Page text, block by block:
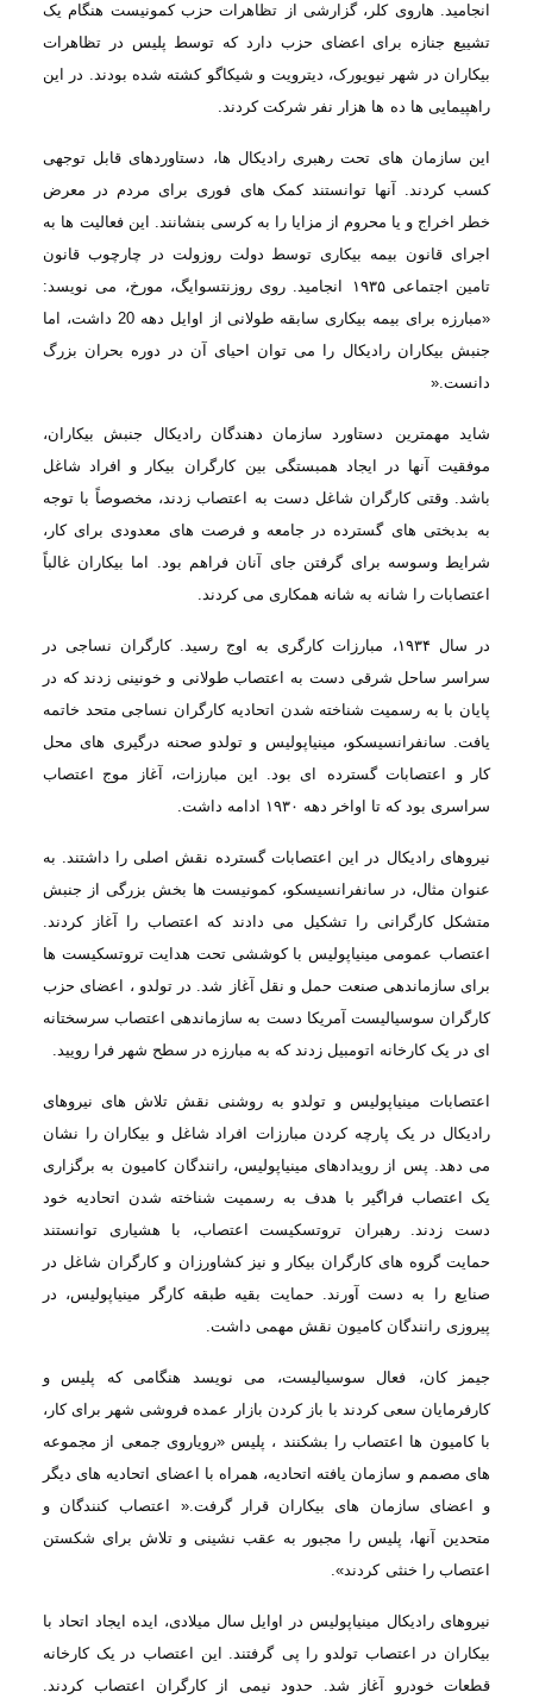
انجامید. هاروی کلر، گزارشی از
تظاهرات حزب کمونیست هنگام یک
تشییع جنازه برای اعضای حزب دارد که توسط پلیس در تظاهرات
بیکاران در شهر نیویورک، دیترویت و شیکاگو کشته شده بودند. در این
راهپیمایی ها ده ها هزار نفر شرکت کردند
این سازمان های تحت رهبری رادیکال ها، دستاوردهای قابل توجهی
کسب کردند. آنها توانستند کمک های فوری برای مردم در معرض
خطر اخراج و یا محروم از مزایا را به کرسی بنشانند. این فعالیت ها به
اجرای قانون بیمه بیکاری توسط دولت روزولت در چارچوب قانون
تامین اجتماعی۱۹۳۵ انجامید. روی روزنتسوایگ، مورخ، می نویسد:
«مبارزه برای بیمه بیکاری سابقه طولانی از
اوایل دهه 20 داشت، اما
جنبش بیکاران رادیکال را می توان احیای آن در دوره بحران بزرگ
دانست.«
شاید مهمترین
دستاورد سازمان دهندگان رادیکال جنبش بیکاران،
موفقیت آنها در ایجاد همبستگی بین کارگران
بیکار و افراد شاغل
باشد. وقتی کارگران شاغل دست به اعتصاب زدند، مخصوصاً با توجه
بدبختی های گسترده در جامعه و فرصت های معدودی برای کار،
شرایط وسوسه برای گرفتن جای آنان فراهم بود. اما بیكاران غالباً
اعتصابات را شانه به شانه همکاری می کردند
در سال۱۹۳۴، مبارزات کارگری به اوج رسید. کارگران نساجی در
سراسر ساحل شرقی دست به اعتصاب طولانی و خونینی زدند که در
پایان با به رسمیت شناخته شدن اتحادیه کارگران نساجی متحد خاتمه
یافت. سانفرانسیسکو، مینیاپولیس و تولدو صحنه درگیری های محل
کار و اعتصابات گسترده ای بود. این مبارزات، آغاز موج اعتصاب
سراسری بود که تا اواخر دهه۱۹۳۰ادامه داشت.
نیروهای رادیکال در این اعتصابات گسترده نقش اصلی را داشتند. به
عنوان مثال، در سانفرانسیسکو، کمونیست ها بخش بزرگی از جنبش
متشکل کارگرانی را تشکیل می دادند که اعتصاب را آغاز کردند.
اعتصاب عمومی مینیاپولیس با کوششی تحت هدایت تروتسکیست ها
برای سازماندهی صنعت حمل و نقل آغاز
شد. در تولدو ، اعضای حزب
کارگران سوسیالیست آمریکا دست به سازماندهی اعتصاب سرسختانه
ای در یک کارخانه اتومبیل زدند که به مبارزه در سطح شهر فرا رویید.
اعتصابات مینیاپولیس و تولدو به روشنی نقش تلاش های نیروهای
رادیکال در یک پارچه کردن مبارزات افراد شاغل و بیکاران را نشان
می دهد. پس از رویدادهای مینیاپولیس، رانندگان کامیون به برگزاری
یک اعتصاب فراگیر با هدف به رسمیت شناخته شدن اتحادیه خود
دست زدند. رهبران
تروتسکیست اعتصاب، با هشیاری توانستند
حمایت گروه های کارگران بیکار و نیز کشاورزان
و کارگران شاغل در
صنایع را به دست آورند. حمایت بقیه طبقه کارگر مینیاپولیس، در
پیروزی رانندگان کامیون نقش مهمی داشت.
جیمز کان،
فعال سوسیالیست،‌ می نویسد هنگامی که پلیس و
کارفرمایان سعی کردند با باز کردن بازار عمده فروشی شهر برای کار،
با کامیون ها اعتصاب را بشکنند ، پلیس «رویاروی جمعی از مجموعه
های مصمم و سازمان یافته اتحادیه، همراه با اعضای اتحادیه های دیگر
و اعضای سازمان های بیکاران قرار گرفت.« اعتصاب
کنندگان و
متحدین آنها، پلیس را مجبور به عقب نشینی و تلاش برای شکستن
اعتصاب را خنثی کردند».
نیروهای رادیکال مینیاپولیس در اوایل سال میلادی، ایده ایجاد اتحاد با
بیکاران در اعتصاب تولدو را پی
گرفتند. این اعتصاب در یک کارخانه
قطعات خودرو آغاز شد. حدود نیمی از كارگران اعتصاب
كردند.